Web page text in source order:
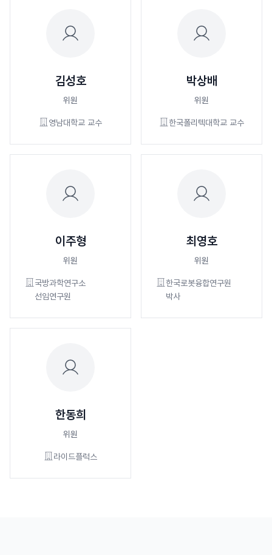
김성호
위원
영남대학교 교수
박상배
위원
한국폴리텍대학교 교수
이주형
위원
국방과학연구소
선임연구원
최영호
위원
한국로봇융합연구원
박사
한동희
위원
라이드플럭스